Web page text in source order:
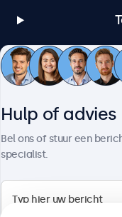
Hulp of advies
Bel ons of stuur een
specialist.